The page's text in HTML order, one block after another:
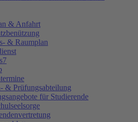
& Anfahrt
& Raumplan
& Prüfungsabteilung
für Studierende